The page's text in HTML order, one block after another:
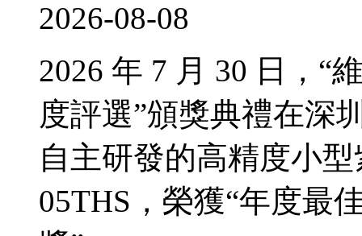
2026-08-08
2026 年 7 月 30 日，“
度評選”頒獎典禮在深
自主研發的高精度小
05THS，榮獲“年度最